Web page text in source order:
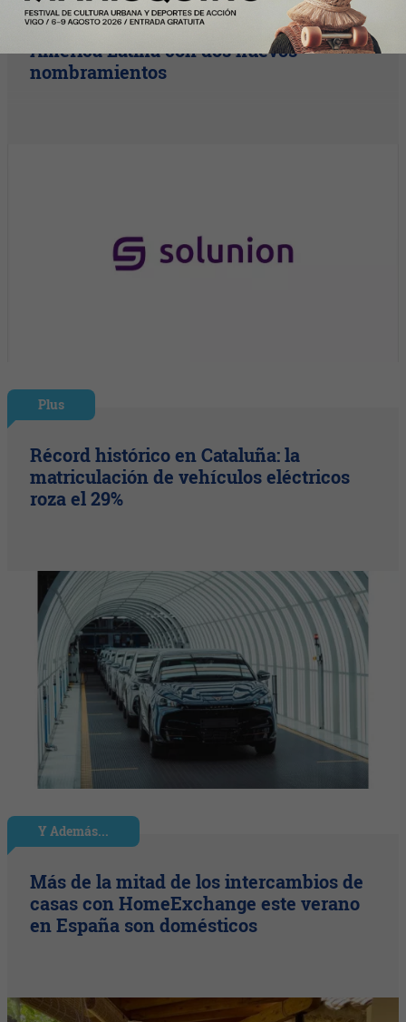
Solunion refuerza su equipo directivo en
América Latina con dos nuevos
nombramientos
Plus
Récord histórico en Cataluña: la
matriculación de vehículos eléctricos
roza el 29%
Y Además...
Más de la mitad de los intercambios de
casas con HomeExchange este verano
en España son domésticos